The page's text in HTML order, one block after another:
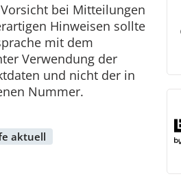
bei Mitteilungen
Hinweisen sollte
mit dem
Verwendung der
und nicht der in
Nummer.
aktuell